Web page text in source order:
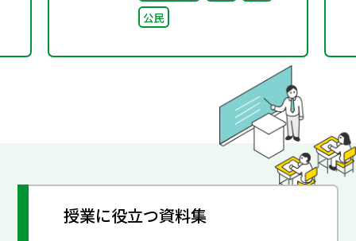
公民
授業に役立つ資料集